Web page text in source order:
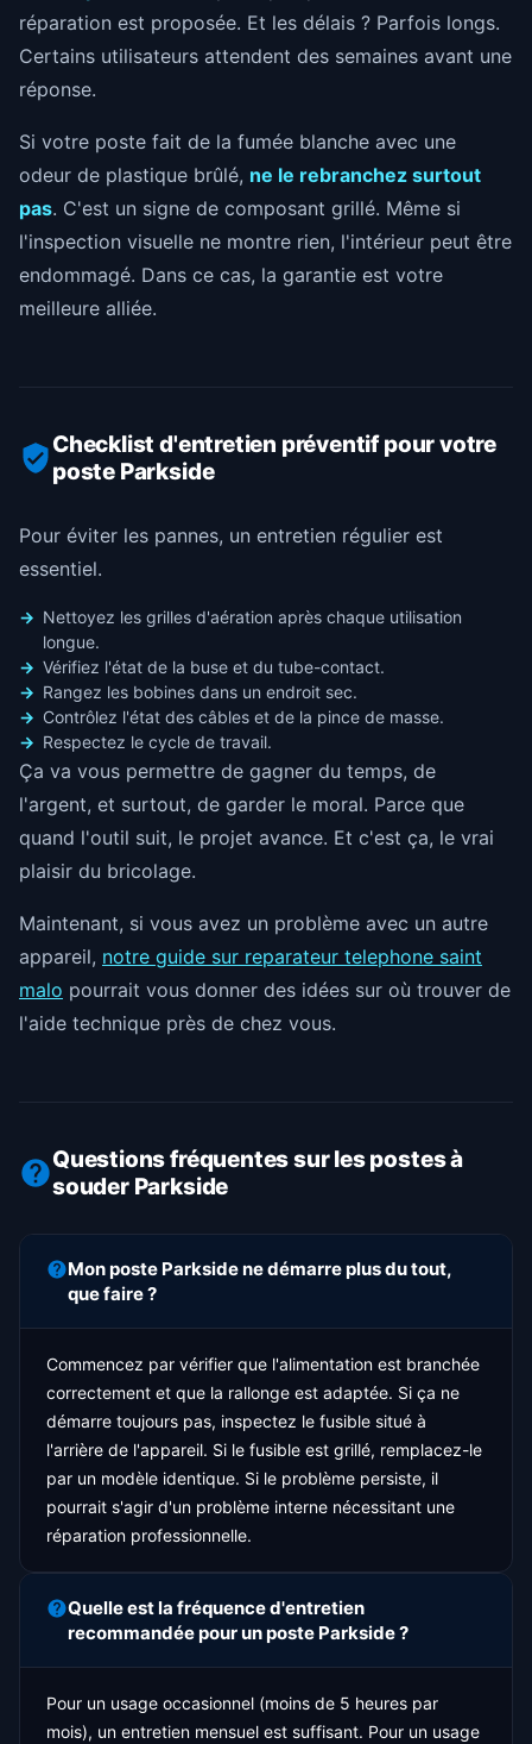
réparation est proposée. Et les délais ? Parfois longs.
Certains utilisateurs attendent des semaines avant une
réponse.
Si votre poste fait de la fumée blanche avec une
odeur de plastique brûlé, ne le rebranchez surtout
pas. C'est un signe de composant grillé. Même si
l'inspection visuelle ne montre rien, l'intérieur peut être
endommagé. Dans ce cas, la garantie est votre
meilleure alliée.
Checklist d'entretien préventif pour votre
poste Parkside
Pour éviter les pannes, un entretien régulier est
essentiel.
Nettoyez les grilles d'aération après chaque utilisation
longue.
Vérifiez l'état de la buse et du tube-contact.
Rangez les bobines dans un endroit sec.
Contrôlez l'état des câbles et de la pince de masse.
Respectez le cycle de travail.
Ça va vous permettre de gagner du temps, de
l'argent, et surtout, de garder le moral. Parce que
quand l'outil suit, le projet avance. Et c'est ça, le vrai
plaisir du bricolage.
Maintenant, si vous avez un problème avec un autre
appareil, notre guide sur reparateur telephone saint
malo pourrait vous donner des idées sur où trouver de
l'aide technique près de chez vous.
Questions fréquentes sur les postes à
souder Parkside
Mon poste Parkside ne démarre plus du tout,
que faire ?
Commencez par vérifier que l'alimentation est branchée
correctement et que la rallonge est adaptée. Si ça ne
démarre toujours pas, inspectez le fusible situé à
l'arrière de l'appareil. Si le fusible est grillé, remplacez-le
par un modèle identique. Si le problème persiste, il
pourrait s'agir d'un problème interne nécessitant une
réparation professionnelle.
Quelle est la fréquence d'entretien
recommandée pour un poste Parkside ?
Pour un usage occasionnel (moins de 5 heures par
mois), un entretien mensuel est suffisant. Pour un usage